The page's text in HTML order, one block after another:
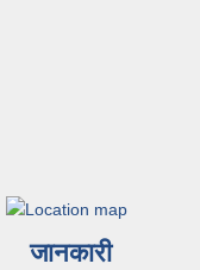
जानकारी